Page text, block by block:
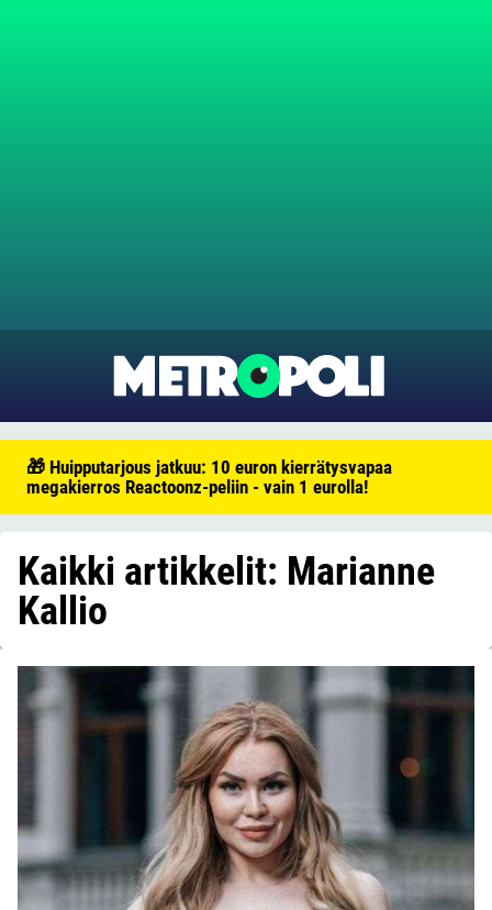
🎁 Huipputarjous jatkuu: 10 euron kierrätysvapaa
megakierros Reactoonz-peliin - vain 1 eurolla!
Kaikki artikkelit: Marianne
Kallio